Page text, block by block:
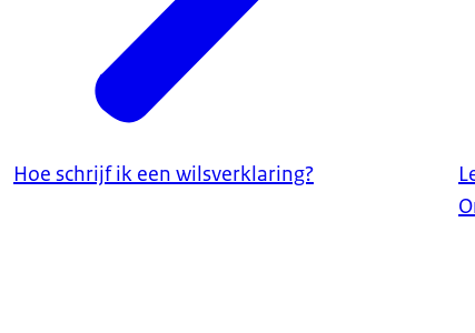
Hoe schrijf ik een wilsverklaring?